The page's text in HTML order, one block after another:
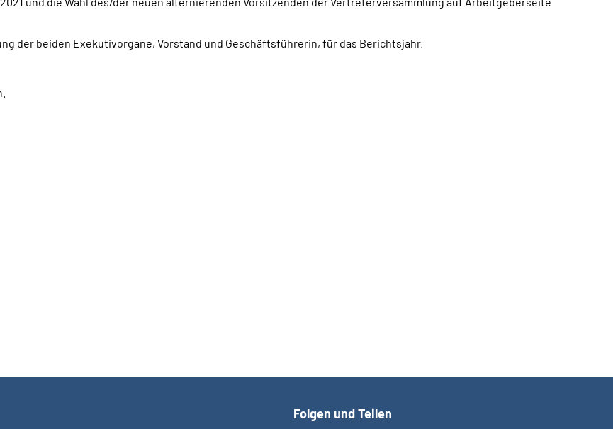
der beiden Exekutivorgane, Vorstand und Geschäftsführerin, für das Berichtsjahr.
Folgen und Teilen